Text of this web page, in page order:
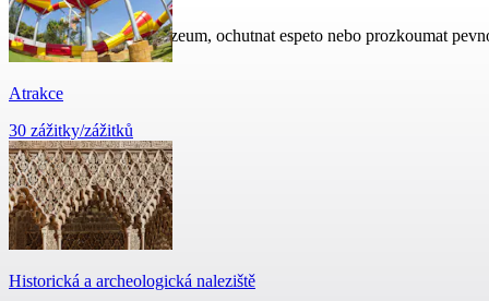
Navštívit Picassovo muzeum, ochutnat espeto nebo prozkoumat
Atrakce
30 zážitky/zážitků
Historická a archeologická naleziště